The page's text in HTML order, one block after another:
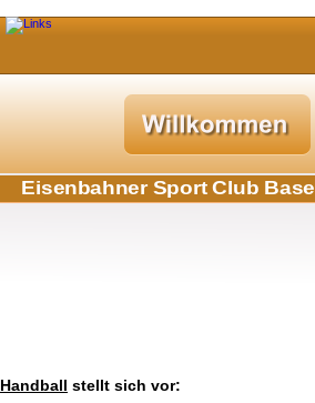
Eisenbahner Sport Club Basel
Handball stellt sich vor: